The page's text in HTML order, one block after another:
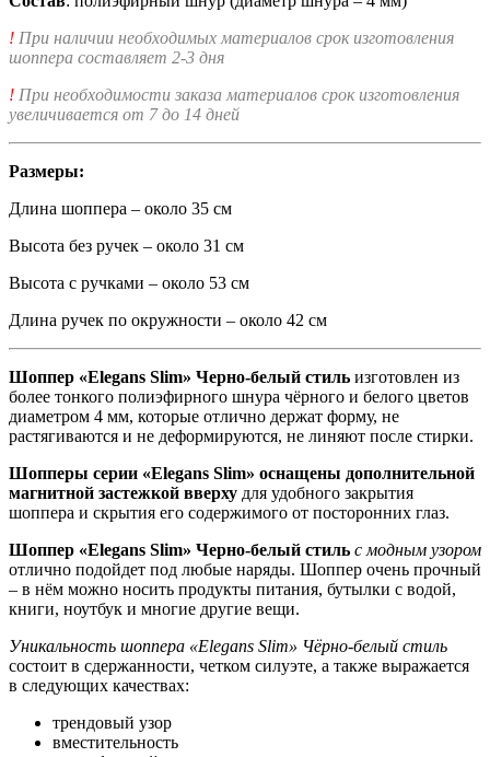
! При наличии необходимых материалов срок изготовления
шоппера составляет 2-3 дня
! При необходимости заказа материалов срок изготовления
увеличивается от 7 до 14 дней
Размеры:
Длина шоппера – около 35 см
Высота без ручек – около 31 см
Высота с ручками – около 53 см
Длина ручек по окружности – около 42 см
Шоппер «Elegans Slim» Черно-белый стиль изготовлен из
более тонкого полиэфирного шнура чёрного и белого цветов
диаметром 4 мм, которые отлично держат форму, не
растягиваются и не деформируются, не линяют после стирки.
Шопперы серии «Elegans Slim» оснащены дополнительной
магнитной застежкой вверху для удобного закрытия
шоппера и скрытия его содержимого от посторонних глаз.
Шоппер «Elegans Slim» Черно-белый стиль с модным узором
отлично подойдет под любые наряды. Шоппер очень прочный
– в нём можно носить продукты питания, бутылки с водой,
книги, ноутбук и многие другие вещи.
Уникальность шоппера «Elegans Slim» Чёрно-белый стиль
состоит в сдержанности, четком силуэте, а также выражается
в следующих качествах:
трендовый узор
вместительность